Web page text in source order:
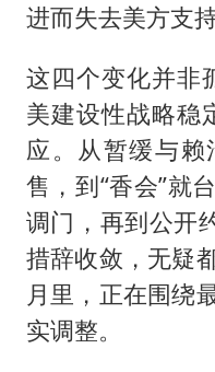
进而失去美方支持
这四个变化并非
美建设性战略稳
应。从暂缓与
售，到“香会”就
调门，再到公开
措辞收敛，无疑
月里，正在围绕
实调整。